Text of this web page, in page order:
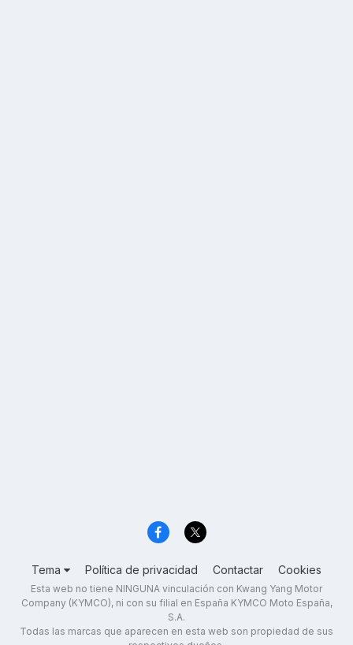
Tema Política de privacidad Contactar Cookies
Esta web no tiene NINGUNA vinculación con Kwang Yang Motor
Company (KYMCO), ni con su filial en España KYMCO Moto España,
S.A.
Todas las marcas que aparecen en esta web son propiedad de sus